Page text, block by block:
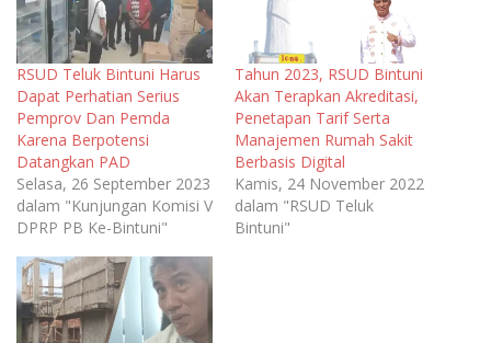
RSUD Teluk Bintuni Harus
Dapat Perhatian Serius
Pemprov Dan Pemda
Karena Berpotensi
Datangkan PAD
Selasa, 26 September 2023
dalam "Kunjungan Komisi V
DPRP PB Ke-Bintuni"
Tahun 2023, RSUD Bintuni
Akan Terapkan Akreditasi,
Penetapan Tarif Serta
Manajemen Rumah Sakit
Berbasis Digital
Kamis, 24 November 2022
dalam "RSUD Teluk
Bintuni"